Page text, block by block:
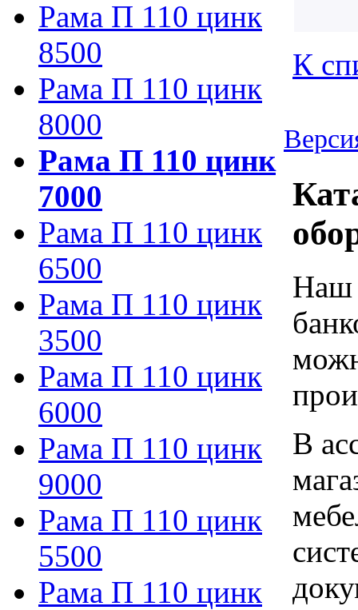
Рама П 110 цинк
8500
Рама П 110 цинк
8000
Рама П 110 цинк
7000
Рама П 110 цинк
6500
Рама П 110 цинк
3500
Рама П 110 цинк
6000
Рама П 110 цинк
9000
Рама П 110 цинк
5500
Рама П 110 цинк
К
Наш
В